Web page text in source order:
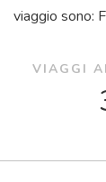
viaggio sono:
VIAGGI